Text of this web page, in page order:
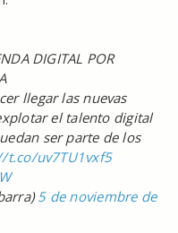
DIGITAL POR
llegar las nuevas
el talento digital
ser parte de los
t.co/uv7TU1vxf5
5 de noviembre de